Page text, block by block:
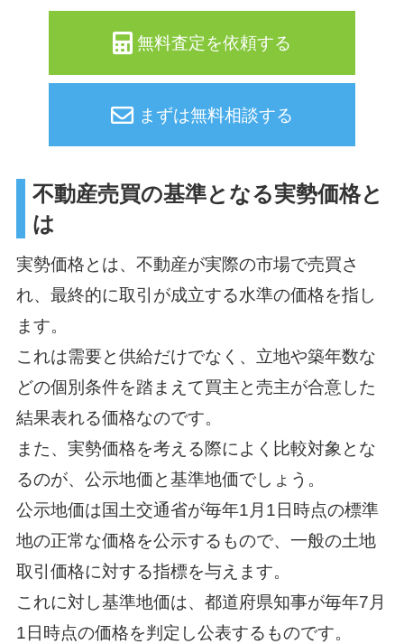
無料査定を依頼する
まずは無料相談する
不動産売買の基準となる実勢価格と
は
実勢価格とは、不動産が実際の市場で売買さ
れ、最終的に取引が成立する水準の価格を指し
ます。
これは需要と供給だけでなく、立地や築年数な
どの個別条件を踏まえて買主と売主が合意した
結果表れる価格なのです。
また、実勢価格を考える際によく比較対象とな
るのが、公示地価と基準地価でしょう。
公示地価は国土交通省が毎年1月1日時点の標準
地の正常な価格を公示するもので、一般の土地
取引価格に対する指標を与えます。
これに対し基準地価は、都道府県知事が毎年7月
1日時点の価格を判定し公表するものです。